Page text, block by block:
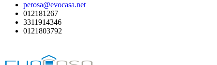
perosa@evocasa.net
012181267
3311914346
0121803792